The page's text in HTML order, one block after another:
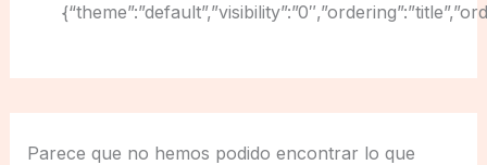
Parece que no hemos podido encontrar lo que